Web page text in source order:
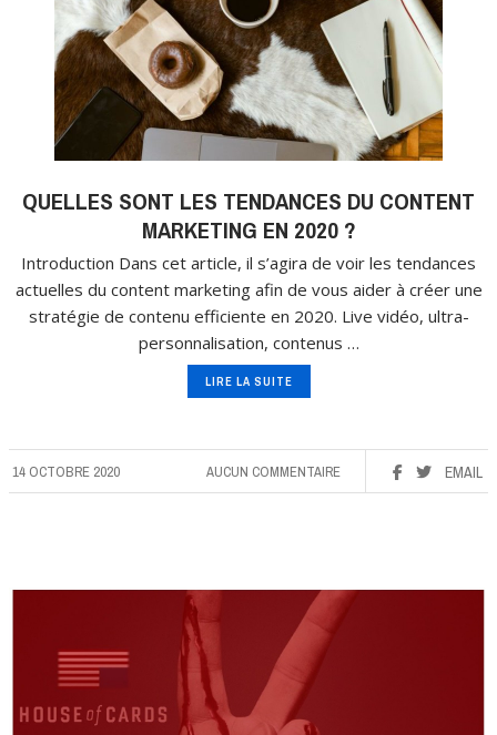
QUELLES SONT LES TENDANCES DU CONTENT
MARKETING EN 2020 ?
Introduction Dans cet article, il s’agira de voir les tendances
actuelles du content marketing afin de vous aider à créer une
stratégie de contenu efficiente en 2020. Live vidéo, ultra-
personnalisation, contenus …
LIRE LA SUITE
14 OCTOBRE 2020 EMAIL
AUCUN COMMENTAIRE